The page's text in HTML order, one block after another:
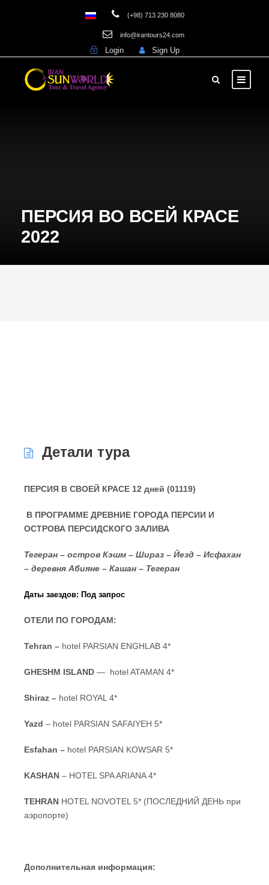
(+98) 713 230 8080
info@irantours24.com
Login Sign Up
ПЕРСИЯ ВО ВСЕЙ КРАСЕ
2022
Детали тура
ПЕРСИЯ В СВОЕЙ КРАСЕ 12 дней (01119)
В ПРОГРАММЕ ДРЕВНИЕ ГОРОДА ПЕРСИИ И
ОСТРОВА ПЕРСИДСКОГО ЗАЛИВА
Тегеран – остров Кэшм – Шираз – Йезд – Исфахан
– деревня Абияне – Кашан – Тегеран
Даты заездов: Под запрос
ОТЕЛИ ПО ГОРОДАМ:
Tehran – hotel PARSIAN ENGHLAB 4*
GHESHM ISLAND — hotel ATAMAN 4*
Shiraz – hotel ROYAL 4*
Yazd – hotel PARSIAN SAFAIYEH 5*
Esfahan – hotel PARSIAN KOWSAR 5*
KASHAN – HOTEL SPA ARIANA 4*
TEHRAN HOTEL NOVOTEL 5* (ПОСЛЕДНИЙ ДЕНЬ при
аэропорте)
Дополнительная информация: